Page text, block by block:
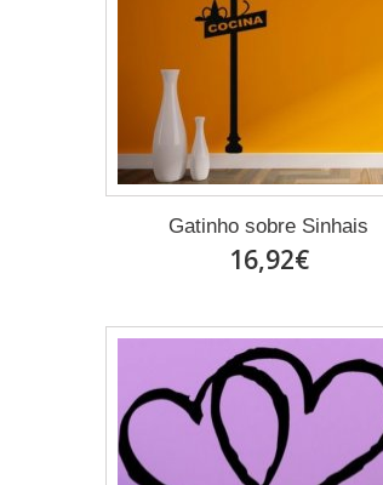
Gatinho sobre Sinhais
16,92€